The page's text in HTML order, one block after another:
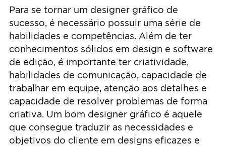
Para se tornar um designer gráfico de
sucesso, é necessário possuir uma série de
habilidades e competências. Além de ter
conhecimentos sólidos em design e software
de edição, é importante ter criatividade,
habilidades de comunicação, capacidade de
trabalhar em equipe, atenção aos detalhes e
capacidade de resolver problemas de forma
criativa. Um bom designer gráfico é aquele
que consegue traduzir as necessidades e
objetivos do cliente em designs eficazes e